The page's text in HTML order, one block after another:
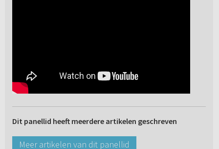
Dit panellid heeft meerdere artikelen geschreven
Meer artikelen van dit panellid